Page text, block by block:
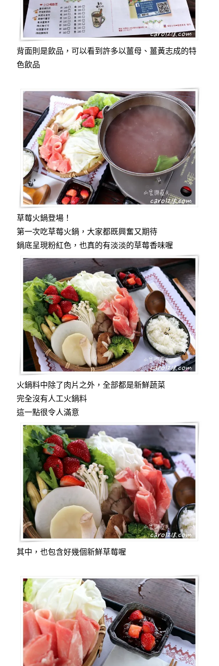
背面則是飲品，可以看到許多以薑母、薑黃志成的特
色飲品
草莓火鍋登場！
第一次吃草莓火鍋，大家都既興奮又期待
鍋底呈現粉紅色，也真的有淡淡的草莓香味喔
火鍋料中除了肉片之外，全部都是新鮮蔬菜
完全沒有人工火鍋料
這一點很令人滿意
其中，也包含好幾個新鮮草莓喔